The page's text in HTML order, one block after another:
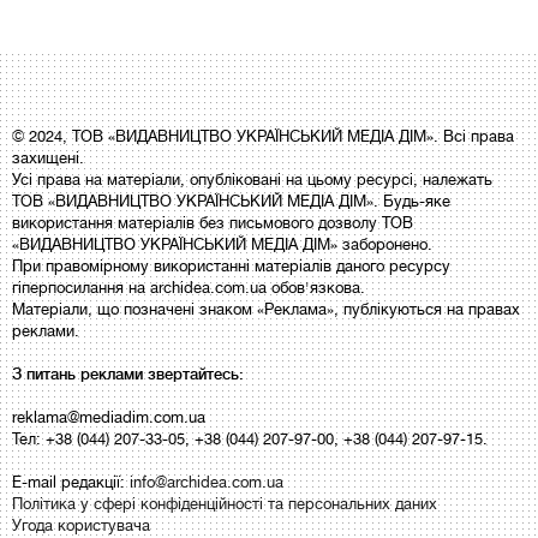
© 2024, ТОВ «ВИДАВНИЦТВО УКРАЇНСЬКИЙ МЕДІА ДІМ». Всі права
захищені.
Усі права на матеріали, опубліковані на цьому ресурсі, належать
ТОВ «ВИДАВНИЦТВО УКРАЇНСЬКИЙ МЕДІА ДІМ». Будь-яке
використання матеріалів без письмового дозволу ТОВ
«ВИДАВНИЦТВО УКРАЇНСЬКИЙ МЕДІА ДІМ» заборонено.
При правомірному використанні матеріалів даного ресурсу
гіперпосилання на archidea.com.ua обов'язкова.
Матеріали, що позначені знаком «Реклама», публікуються на правах
реклами.
З питань реклами звертайтесь:
reklama@mediadim.com.ua
Тел: +38 (044) 207-33-05, +38 (044) 207-97-00, +38 (044) 207-97-15.
E-mail редакції:info@archidea.com.ua
Політика у сфері конфіденційності та персональних даних
Угода користувача